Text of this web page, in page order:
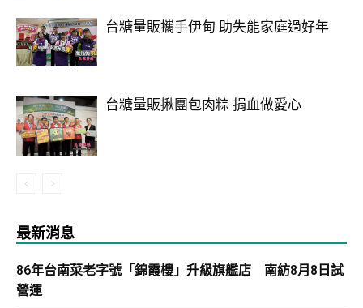
台糖量販攜手伊甸 助失能家庭過好年
台糖量販揪團包肉粽 捐血做愛心
最新消息
86年台南菜老字號「錦霞樓」升級旗艦店 南紡8月8日試
營運